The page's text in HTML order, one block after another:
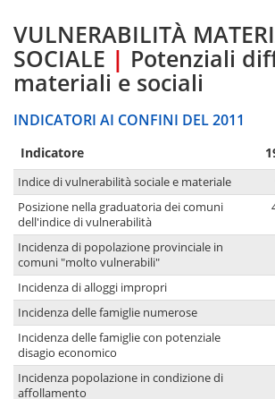
VULNERABILITÀ
SOCIALE | Potenziali
materiali e sociali
INDICATORI AI CONFINI DEL 2011
Indicatore
Indice di vulnerabilità sociale e materiale
Posizione nella graduatoria dei comuni
dell'indice di vulnerabilità
Incidenza di popolazione provinciale in
comuni "molto vulnerabili"
Incidenza di alloggi impropri
Incidenza delle famiglie numerose
Incidenza delle famiglie con potenziale
disagio economico
Incidenza popolazione in condizione di
affollamento